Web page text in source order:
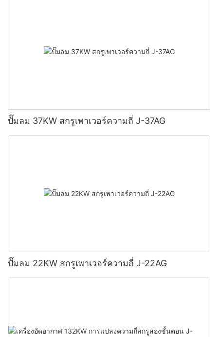
ปั๊มลม 37KW สกรูเพาเวอร์ความถี่ J-37AG
ปั๊มลม 22KW สกรูเพาเวอร์ความถี่ J-22AG